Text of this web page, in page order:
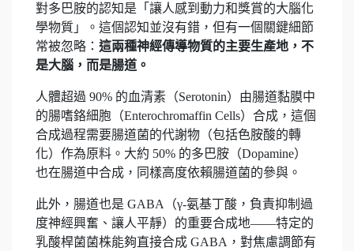
對多巴胺的認知是「讓人感到動力和獎賞的大腦化
學物質」。這個認知並沒有錯，但有一個關鍵細節
常被忽略： 這兩種神經傳導物質的主要生產地，不
是大腦，而是腸道。
人體超過 90% 的血清素（Serotonin）由腸道黏膜中
的腸嗜鉻細胞（Enterochromaffin Cells）合成，這個
合成過程需要腸道菌的代謝物（包括色胺酸的轉
化）作為原料。大約 50% 的多巴胺（Dopamine）
也在腸道中合成，同樣高度依賴腸道菌的參與。
此外，腸道也是 GABA（γ-氨基丁酸，負責抑制過
度神經興奮、讓人平靜）的重要合成地——特定的
乳酸桿菌菌株能夠直接合成 GABA，對焦慮調節有